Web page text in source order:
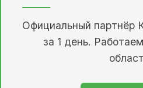
Официальный партнёр
за 1 день.